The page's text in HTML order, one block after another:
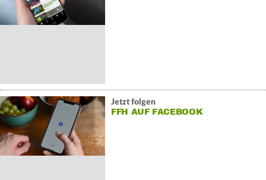
Jetzt folgen
FFH AUF FACEBOOK